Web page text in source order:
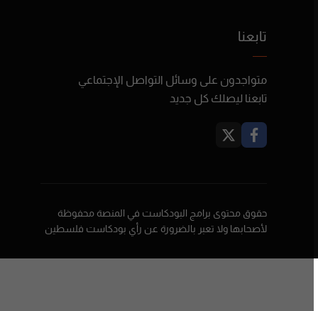
تابعنا
متواجدون على وسائل التواصل الإجتماعي
تابعنا ليصلك كل جديد
حقوق محتوى برامج البودكاست في المنصة محفوظة
لأصحابها ولا تعبر بالضرورة عن رأي بودكاست فلسطين